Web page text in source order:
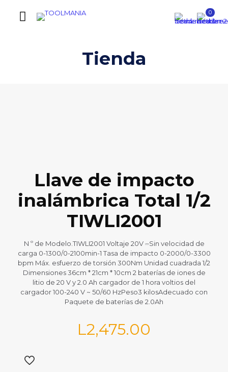
0
Tienda
Llave de impacto
inalámbrica Total 1/2
TIWLI2001
N º de Modelo.TIWLI2001 Voltaje 20V ⎓Sin velocidad de
carga 0-1300/0-2100min-1 Tasa de impacto 0-2000/0-3300
bpm Máx. esfuerzo de torsión 300Nm Unidad cuadrada 1/2
Dimensiones 36cm * 21cm * 10cm 2 baterías de iones de
litio de 20 V y 2.0 Ah cargador de 1 hora voltios del
cargador 100-240 V ~ 50/60 HzPeso3 kilosAdecuado con
Paquete de baterías de 2.0Ah
L2,475.00